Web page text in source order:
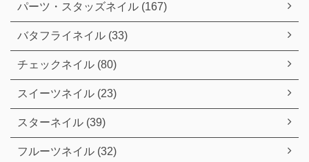
パーツ・スタッズネイル (167)
バタフライネイル (33)
チェックネイル (80)
スイーツネイル (23)
スターネイル (39)
フルーツネイル (32)